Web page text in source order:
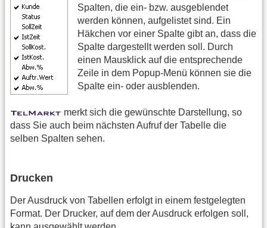
Spalten, die ein- bzw. ausgeblendet
werden können, aufgelistet sind. Ein
Häkchen vor einer Spalte gibt an, dass die
Spalte dargestellt werden soll. Durch
einen Mausklick auf die entsprechende
Zeile in dem Popup-Menü können sie die
Spalte ein- oder ausblenden.
merkt sich die gewünschte Darstellung, so
dass Sie auch beim nächsten Aufruf der Tabelle die
selben Spalten sehen.
Drucken
Der Ausdruck von Tabellen erfolgt in einem festgelegten
Format. Der Drucker, auf dem der Ausdruck erfolgen soll,